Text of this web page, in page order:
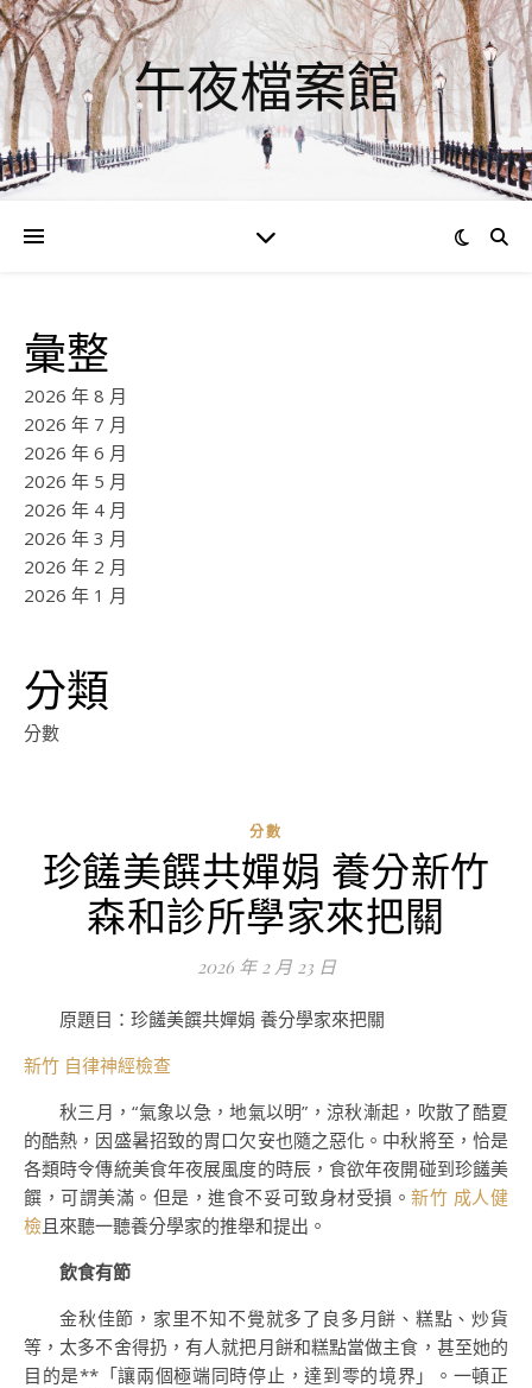
午夜檔案館
彙整
2026 年 8 月
2026 年 7 月
2026 年 6 月
2026 年 5 月
2026 年 4 月
2026 年 3 月
2026 年 2 月
2026 年 1 月
分類
分數
分數
珍饈美饌共嬋娟 養分新竹
森和診所學家來把關
2026 年 2 月 23 日
原題目：珍饈美饌共嬋娟 養分學家來把關
新竹 自律神經檢查
秋三月，“氣象以急，地氣以明”，涼秋漸起，吹散了酷夏
的酷熱，因盛暑招致的胃口欠安也隨之惡化。中秋將至，恰是
各類時令傳統美食年夜展風度的時辰，食欲年夜開碰到珍饈美
饌，可謂美滿。但是，進食不妥可致身材受損。新竹 成人健
檢且來聽一聽養分學家的推舉和提出。
飲食有節
金秋佳節，家里不知不覺就多了良多月餅、糕點、炒貨
等，太多不舍得扔，有人就把月餅和糕點當做主食，甚至她的
目的是**「讓兩個極端同時停止，達到零的境界」。一頓正